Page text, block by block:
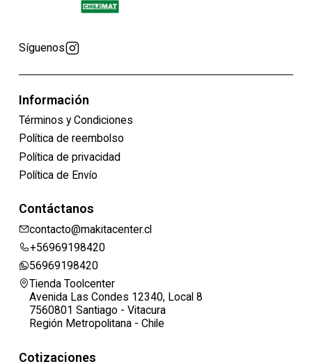
Síguenos
Información
Términos y Condiciones
Política de reembolso
Política de privacidad
Política de Envío
Contáctanos
contacto@makitacenter.cl
+56969198420
56969198420
Tienda Toolcenter
Avenida Las Condes 12340, Local 8
7560801 Santiago - Vitacura
Región Metropolitana - Chile
Cotizaciones